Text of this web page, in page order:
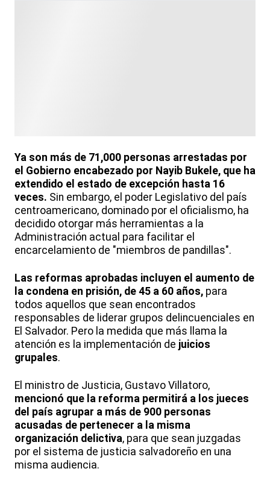
Ya son más de 71,000 personas arrestadas por
el Gobierno encabezado por Nayib Bukele, que ha
extendido el estado de excepción hasta 16
veces. Sin embargo, el poder Legislativo del país
centroamericano, dominado por el oficialismo, ha
decidido otorgar más herramientas a la
Administración actual para facilitar el
encarcelamiento de "miembros de pandillas".
Las reformas aprobadas incluyen el aumento de
la condena en prisión, de 45 a 60 años, para
todos aquellos que sean encontrados
responsables de liderar grupos delincuenciales en
El Salvador. Pero la medida que más llama la
atención es la implementación de juicios
grupales.
El ministro de Justicia, Gustavo Villatoro,
mencionó que la reforma permitirá a los jueces
del país agrupar a más de 900 personas
acusadas de pertenecer a la misma
organización delictiva, para que sean juzgadas
por el sistema de justicia salvadoreño en una
misma audiencia.